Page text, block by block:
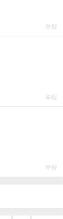
举报
举报
举报